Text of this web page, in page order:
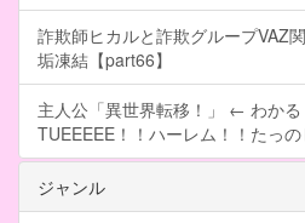
詐欺師ヒカルと詐欺グループVAZ
垢凍結【part66】
主人公「異世界転移！」 ← わか
TUEEEEE！！ハーレム！！たっ
ジャンル